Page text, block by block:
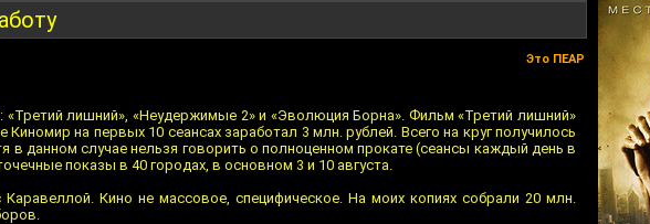
Это ПЕАР
«Третий лишний», «Неудержимые 2» и «Эволюция Борна». Фильм «Третий лишний»
на первых 10 сеансах заработал 3 млн. рублей. Всего на круг получилось
в данном случае нельзя говорить о полноценном прокате (сеансы каждый день в
показы в 40 городах, в основном 3 и 10 августа.
Кино не массовое, специфическое. На моих копиях собрали 20 млн.